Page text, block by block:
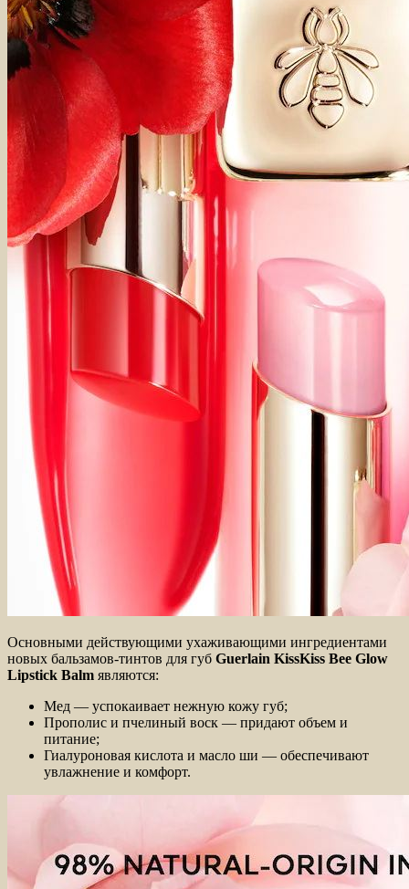
Основными действующими ухаживающими ингредиентами
новых бальзамов-тинтов для губ Guerlain KissKiss Bee Glow
Lipstick Balm являются:
Мед — успокаивает нежную кожу губ;
Прополис и пчелиный воск — придают объем и
питание;
Гиалуроновая кислота и масло ши — обеспечивают
увлажнение и комфорт.